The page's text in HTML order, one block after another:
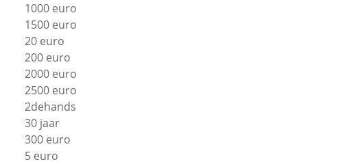
1000 euro
1500 euro
20 euro
200 euro
2000 euro
2500 euro
2dehands
30 jaar
300 euro
5 euro